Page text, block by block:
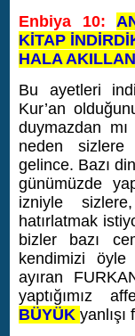
Enbiya 10:
KİTAP
HALA
Bu ayetleri
Kur’an
duymazdan
neden sizlere
gelince. Bazı
günümüzde
izniyle
hatırlatmak
bizler bazı
kendimizi öyle
ayıran
yaptığımız
BÜYÜK